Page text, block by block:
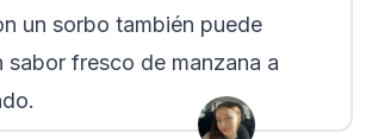
un sorbo también puede
sabor fresco de manzana a